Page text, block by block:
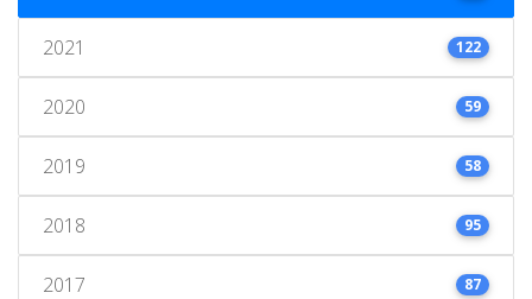
2021 122
2020 59
2019 58
2018 95
2017 87